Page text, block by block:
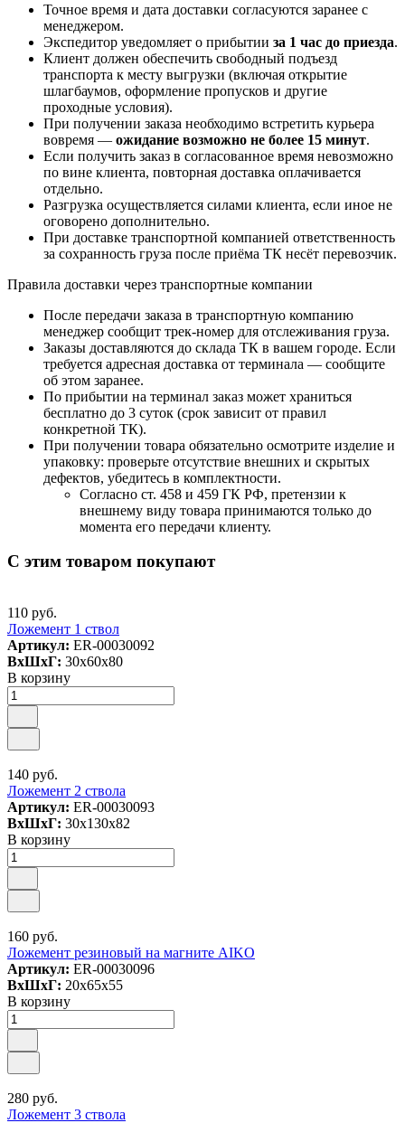
Точное время и дата доставки согласуются заранее с
менеджером.
Экспедитор уведомляет о прибытии за 1 час до приезда.
Клиент должен обеспечить свободный подъезд
транспорта к месту выгрузки (включая открытие
шлагбаумов, оформление пропусков и другие
проходные условия).
При получении заказа необходимо встретить курьера
вовремя — ожидание возможно не более 15 минут.
Если получить заказ в согласованное время невозможно
по вине клиента, повторная доставка оплачивается
отдельно.
Разгрузка осуществляется силами клиента, если иное не
оговорено дополнительно.
При доставке транспортной компанией ответственность
за сохранность груза после приёма ТК несёт перевозчик.
Правила доставки через транспортные компании
После передачи заказа в транспортную компанию
менеджер сообщит трек-номер для отслеживания груза.
Заказы доставляются до склада ТК в вашем городе. Если
требуется адресная доставка от терминала — сообщите
об этом заранее.
По прибытии на терминал заказ может храниться
бесплатно до 3 суток (срок зависит от правил
конкретной ТК).
При получении товара обязательно осмотрите изделие и
упаковку: проверьте отсутствие внешних и скрытых
дефектов, убедитесь в комплектности.
Согласно ст. 458 и 459 ГК РФ, претензии к
внешнему виду товара принимаются только до
момента его передачи клиенту.
С этим товаром покупают
110 руб.
Ложемент 1 ствол
Артикул: ER-00030092
ВxШxГ: 30x60x80
В корзину
140 руб.
Ложемент 2 ствола
Артикул: ER-00030093
ВxШxГ: 30x130x82
В корзину
160 руб.
Ложемент резиновый на магните AIKO
Артикул: ER-00030096
ВxШxГ: 20x65x55
В корзину
280 руб.
Ложемент 3 ствола